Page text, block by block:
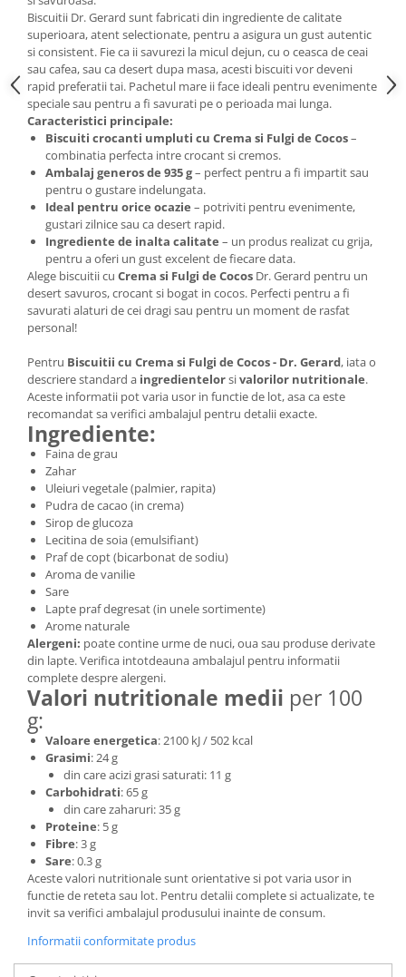
Biscuitii Dr. Gerard sunt fabricati din ingrediente de calitate
superioara, atent selectionate, pentru a asigura un gust autentic
si consistent. Fie ca ii savurezi la micul dejun, cu o ceasca de ceai
sau cafea, sau ca desert dupa masa, acesti biscuiti vor deveni
rapid preferatii tai. Pachetul mare ii face ideali pentru evenimente
speciale sau pentru a fi savurati pe o perioada mai lunga.
Caracteristici principale:
Biscuiti crocanti umpluti cu Crema si Fulgi de Cocos–
combinatia perfecta intre crocant si cremos.
Ambalaj generos de 935 g– perfect pentru a fi impartit sau
pentru o gustare indelungata.
Ideal pentru orice ocazie – potriviti pentru evenimente,
gustari zilnice sau ca desert rapid.
Ingrediente de inalta calitate – un produs realizat cu grija,
pentru a oferi un gust excelent de fiecare data.
Alege biscuitii cu Crema si Fulgi de Cocos Dr. Gerard pentru un
desert savuros, crocant si bogat in cocos. Perfecti pentru a fi
savurati alaturi de cei dragi sau pentru un moment de rasfat
personal!
Pentru Biscuitii cu Crema si Fulgi de Cocos - Dr. Gerard, iata o
descriere standard a ingredientelorsivalorilor nutritionale.
Aceste informatii pot varia usor in functie de lot, asa ca este
recomandat sa verifici ambalajul pentru detalii exacte.
Ingrediente:
Faina de grau
Zahar
Uleiuri vegetale (palmier, rapita)
Pudra de cacao (in crema)
Sirop de glucoza
Lecitina de soia (emulsifiant)
Praf de copt (bicarbonat de sodiu)
Aroma de vanilie
Sare
Lapte praf degresat (in unele sortimente)
Arome naturale
Alergeni: poate contine urme de nuci, oua sau produse derivate
din lapte. Verifica intotdeauna ambalajul pentru informatii
complete despre alergeni.
Valori nutritionale medii per 100
g:
Valoare energetica: 2100 kJ / 502 kcal
Grasimi: 24 g
din care acizi grasi saturati: 11 g
Carbohidrati: 65 g
din care zaharuri: 35 g
Proteine: 5 g
Fibre: 3 g
Sare: 0.3 g
Aceste valori nutritionale sunt orientative si pot varia usor in
functie de reteta sau lot. Pentru detalii complete si actualizate, te
invit sa verifici ambalajul produsului inainte de consum.
Informatii conformitate produs